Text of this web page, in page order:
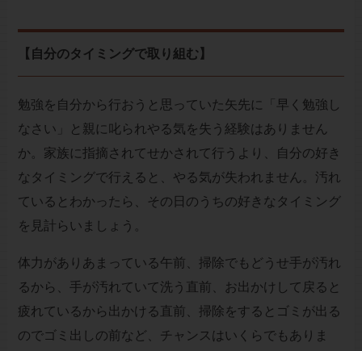
【自分のタイミングで取り組む】
勉強を自分から行おうと思っていた矢先に「早く勉強し
なさい」と親に叱られやる気を失う経験はありません
か。家族に指摘されてせかされて行うより、自分の好き
なタイミングで行えると、やる気が失われません。汚れ
ているとわかったら、その日のうちの好きなタイミング
を見計らいましょう。
体力がありあまっている午前、掃除でもどうせ手が汚れ
るから、手が汚れていて洗う直前、お出かけして戻ると
疲れているから出かける直前、掃除をするとゴミが出る
のでゴミ出しの前など、チャンスはいくらでもありま